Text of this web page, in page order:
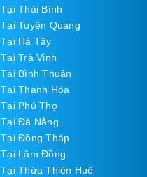
Tại Thái Bình
Tại Tuyên Quang
Tại Hà Tây
Tại Trà Vinh
Tại Bình Thuận
Tại Thanh Hóa
Tại Phú Thọ
Tại Đà Nẵng
Tại Đồng Tháp
Tại Lâm Đồng
Tại Thừa Thiên Huế